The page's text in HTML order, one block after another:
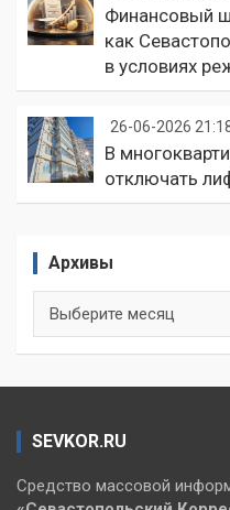
Финансовый
как
в условиях
26-06-2026
В
отключать
Архивы
SEVKOR.RU
Средство массовой